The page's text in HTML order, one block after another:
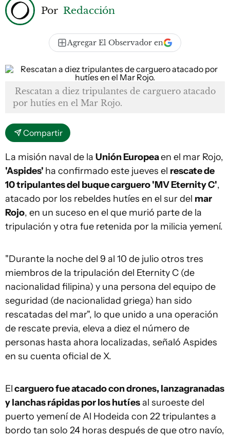
Por Redacción
Agregar El Observador en
Rescatan a diez tripulantes de carguero atacado
por hutíes en el Mar Rojo.
Compartir
La misión naval de la Unión Europeaen el mar Rojo,
'Aspides' ha confirmado este jueves el rescate de
10 tripulantes del buque carguero 'MV Eternity C',
atacado por los rebeldes hutíes en el sur del mar
Rojo, en un suceso en el que murió parte de la
tripulación y otra fue retenida por la milicia yemení.
"Durante la noche del 9 al 10 de julio otros tres
miembros de la tripulación del Eternity C (de
nacionalidad filipina) y una persona del equipo de
seguridad (de nacionalidad griega) han sido
rescatadas del mar", lo que unido a una operación
de rescate previa, eleva a diez el número de
personas hasta ahora localizadas, señaló Aspides
en su cuenta oficial de X.
Elcarguero fue atacado con drones, lanzagranadas
y lanchas rápidas por los hutíesal suroeste del
puerto yemení de Al Hodeida con 22 tripulantes a
bordo tan solo 24 horas después de que otro navío,